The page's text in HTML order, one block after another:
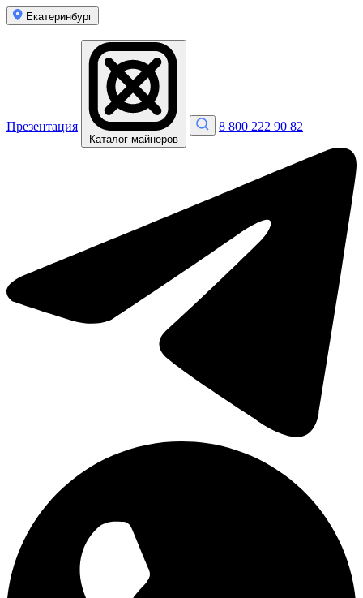
Екатеринбург
Презентация
Каталог майнеров
8 800 222 90 82